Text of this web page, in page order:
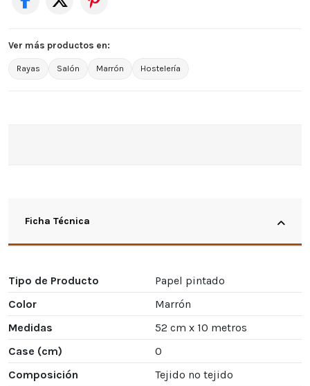
Ver más productos en:
Rayas Salón Marrón Hostelería
Ficha Técnica
Tipo de Producto
Papel pintado
Color
Marrón
Medidas
52 cm x 10 metros
Case (cm)
0
Composición
Tejido no tejido